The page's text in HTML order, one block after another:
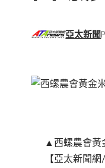
亞太新聞
▲西螺農會黃
【亞太新聞